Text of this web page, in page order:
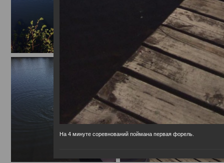
На 4 минуте соревнований поймана первая форель.